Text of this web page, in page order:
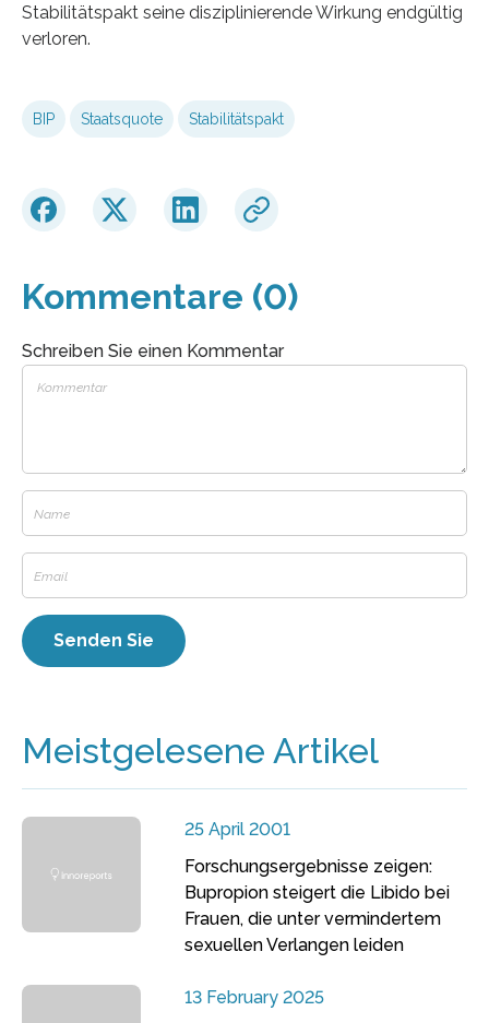
Stabilitätspakt seine disziplinierende Wirkung endgültig
verloren.
BIP Staatsquote Stabilitätspakt
Kommentare (0)
Schreiben Sie einen Kommentar
Meistgelesene Artikel
25 April 2001
Forschungsergebnisse zeigen:
Bupropion steigert die Libido bei
Frauen, die unter vermindertem
sexuellen Verlangen leiden
13 February 2025